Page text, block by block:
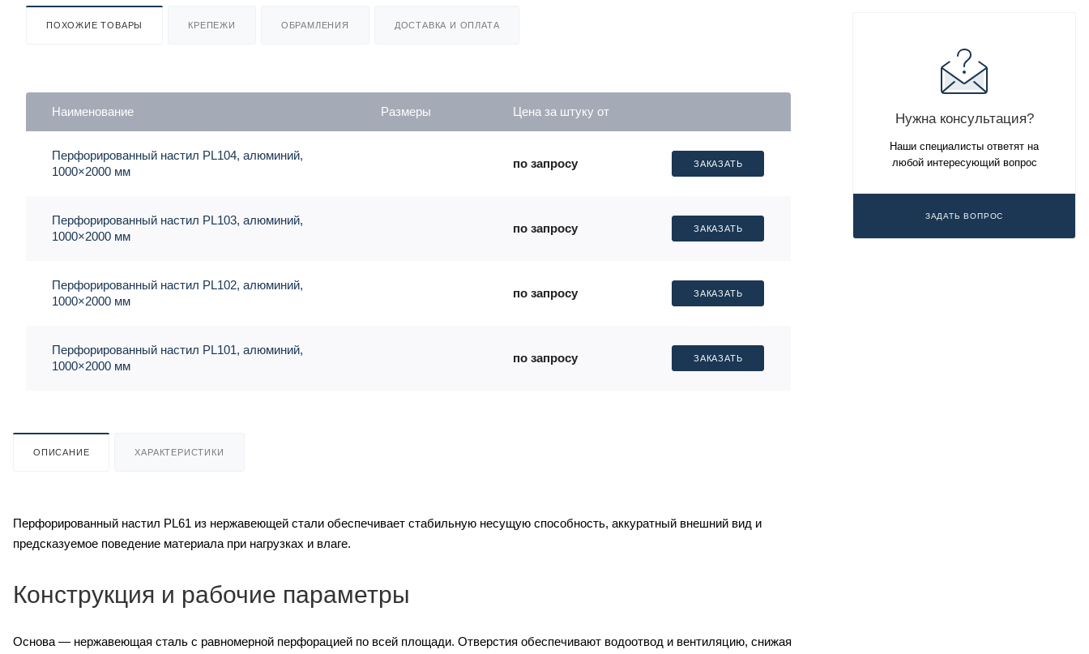
Нужна консультация?
Наши специалисты ответят на
любой интересующий вопрос
ЗАДАТЬ ВОПРОС
ПОХОЖИЕ ТОВАРЫ КРЕПЕЖИ ОБРАМЛЕНИЯ ДОСТАВКА И ОПЛАТА
Наименование Размеры Цена за штуку от
Перфорированный настил PL104, алюминий,
1000×2000 мм
по запросу ЗАКАЗАТЬ
Перфорированный настил PL103, алюминий,
1000×2000 мм
по запросу ЗАКАЗАТЬ
Перфорированный настил PL102, алюминий,
1000×2000 мм
по запросу ЗАКАЗАТЬ
Перфорированный настил PL101, алюминий,
1000×2000 мм
по запросу ЗАКАЗАТЬ
ОПИСАНИЕ ХАРАКТЕРИСТИКИ
Перфорированный настил PL61 из нержавеющей стали обеспечивает стабильную несущую способность, аккуратный внешний вид и
предсказуемое поведение материала при нагрузках и влаге.
Конструкция и рабочие параметры
Основа — нержавеющая сталь с равномерной перфорацией по всей площади. Отверстия обеспечивают водоотвод и вентиляцию, снижая